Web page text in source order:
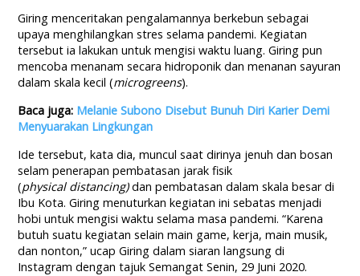
Giring menceritakan pengalamannya berkebun sebagai
upaya menghilangkan stres selama pandemi. Kegiatan
tersebut ia lakukan untuk mengisi waktu luang. Giring pun
mencoba menanam secara hidroponik dan menanan sayuran
dalam skala kecil (microgreens).
Baca juga: Melanie Subono Disebut Bunuh Diri Karier Demi
Menyuarakan Lingkungan
Ide tersebut, kata dia, muncul saat dirinya jenuh dan bosan
selam penerapan pembatasan jarak fisik
(physicaldistancing)dan pembatasan dalam skala besar di
Ibu Kota. Giring menuturkan kegiatan ini sebatas menjadi
hobi untuk mengisi waktu selama masa pandemi. “Karena
butuh suatu kegiatan selain main game, kerja, main musik,
dan nonton,” ucap Giring dalam siaran langsung di
Instagram dengan tajuk Semangat Senin, 29 Juni 2020.